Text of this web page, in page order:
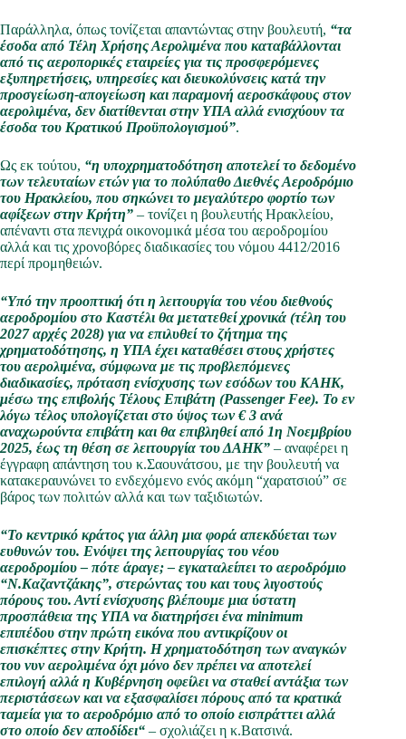
Παράλληλα, όπως τονίζεται απαντώντας στην βουλευτή, “τα
έσοδα από Τέλη Χρήσης Αερολιμένα που καταβάλλονται
από τις αεροπορικές εταιρείες για τις προσφερόμενες
εξυπηρετήσεις, υπηρεσίες και διευκολύνσεις κατά την
προσγείωση-απογείωση και παραμονή αεροσκάφους στον
αερολιμένα, δεν διατίθενται στην ΥΠΑ αλλά ενισχύουν τα
έσοδα του Κρατικού Προϋπολογισμού”.
Ως εκ τούτου, “η υποχρηματοδότηση αποτελεί το δεδομένο
των τελευταίων ετών για το πολύπαθο Διεθνές Αεροδρόμιο
του Ηρακλείου, που σηκώνει το μεγαλύτερο φορτίο των
αφίξεων στην Κρήτη” – τονίζει η βουλευτής Ηρακλείου,
απέναντι στα πενιχρά οικονομικά μέσα του αεροδρομίου
αλλά και τις χρονοβόρες διαδικασίες του νόμου 4412/2016
περί προμηθειών.
“Υπό την προοπτική ότι η λειτουργία του νέου διεθνούς
αεροδρομίου στο Καστέλι θα μετατεθεί χρονικά (τέλη του
2027 αρχές 2028) για να επιλυθεί το ζήτημα της
χρηματοδότησης, η ΥΠΑ έχει καταθέσει στους χρήστες
του αερολιμένα, σύμφωνα με τις προβλεπόμενες
διαδικασίες, πρόταση ενίσχυσης των εσόδων του ΚΑΗΚ,
μέσω της επιβολής Τέλους Επιβάτη (Passenger Fee). Το εν
λόγω τέλος υπολογίζεται στο ύψος των € 3 ανά
αναχωρούντα επιβάτη και θα επιβληθεί από 1η Νοεμβρίου
2025, έως τη θέση σε λειτουργία του ΔΑΗΚ” – αναφέρει η
έγγραφη απάντηση του κ.Σαουνάτσου, με την βουλευτή να
κατακεραυνώνει το ενδεχόμενο ενός ακόμη “χαρατσιού” σε
βάρος των πολιτών αλλά και των ταξιδιωτών.
“Το κεντρικό κράτος για άλλη μια φορά απεκδύεται των
ευθυνών του. Ενόψει της λειτουργίας του νέου
αεροδρομίου – πότε άραγε; – εγκαταλείπει το αεροδρόμιο
“Ν.Καζαντζάκης”, στερώντας του και τους λιγοστούς
πόρους του. Αντί ενίσχυσης βλέπουμε μια ύστατη
προσπάθεια της ΥΠΑ να διατηρήσει ένα minimum
επιπέδου στην πρώτη εικόνα που αντικρίζουν οι
επισκέπτες στην Κρήτη. Η χρηματοδότηση των αναγκών
του νυν αερολιμένα όχι μόνο δεν πρέπει να αποτελεί
επιλογή αλλά η Κυβέρνηση οφείλει να σταθεί αντάξια των
περιστάσεων και να εξασφαλίσει πόρους από τα κρατικά
ταμεία για το αεροδρόμιο από το οποίο εισπράττει αλλά
στο οποίο δεν αποδίδει“ – σχολιάζει η κ.Βατσινά.